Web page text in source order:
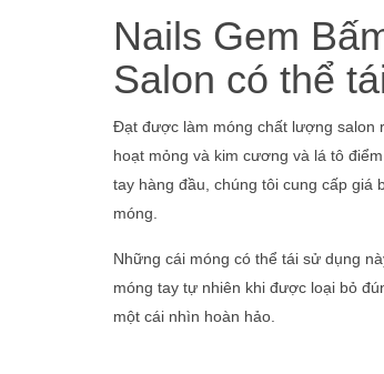
Nails Gem
Salon có thể
Đạt được làm móng chất lượng salon
hoạt mỏng và kim cương và lá tô
tay hàng đầu, chúng tôi cung cấp giá
móng.
Những cái móng có thể tái sử dụng
móng tay tự nhiên khi được loại bỏ
một cái nhìn hoàn hảo.